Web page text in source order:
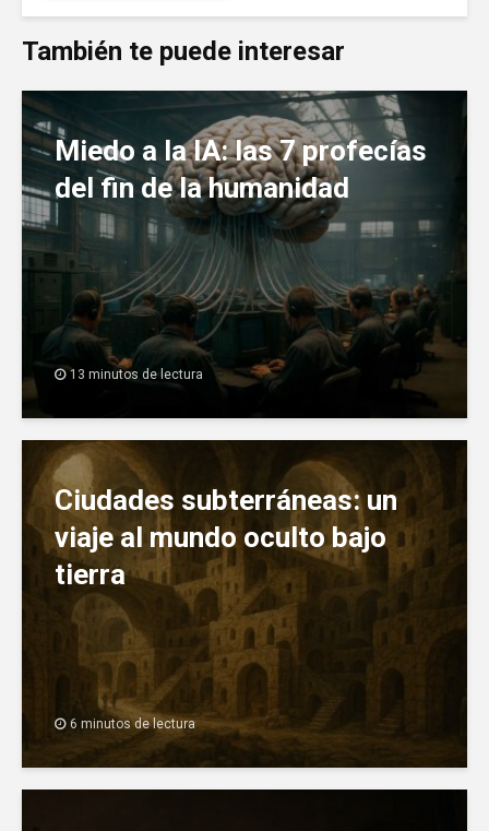
También te puede interesar
Miedo a la IA: las 7 profecías
del fin de la humanidad
13 minutos de lectura
Ciudades subterráneas: un
viaje al mundo oculto bajo
tierra
6 minutos de lectura